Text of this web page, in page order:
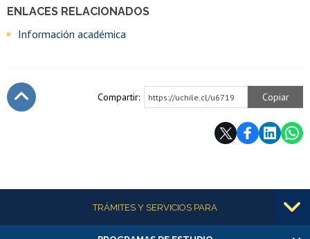
ENLACES RELACIONADOS
Información académica
Compartir: https://uchile.cl/u6719 Copiar
Más informaciónTRÁMITES Y SERVICIOS PARA